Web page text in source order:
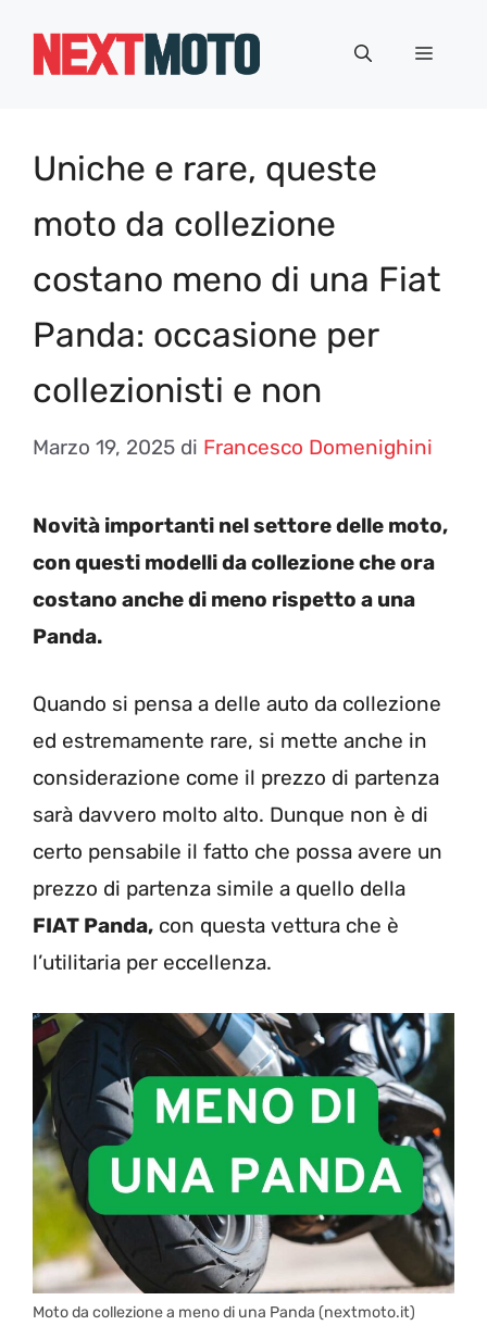
Menu
Uniche e rare, queste
moto da collezione
costano meno di una Fiat
Panda: occasione per
collezionisti e non
Marzo 19, 2025 di Francesco Domenighini
Novità importanti nel settore delle moto,
con questi modelli da collezione che ora
costano anche di meno rispetto a una
Panda.
Quando si pensa a delle auto da collezione
ed estremamente rare, si mette anche in
considerazione come il prezzo di partenza
sarà davvero molto alto. Dunque non è di
certo pensabile il fatto che possa avere un
prezzo di partenza simile a quello della
FIAT Panda, con questa vettura che è
l’utilitaria per eccellenza.
Moto da collezione a meno di una Panda (nextmoto.it)